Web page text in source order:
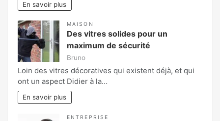
En savoir plus
MAISON
Des vitres solides pour un
maximum de sécurité
Bruno
Loin des vitres décoratives qui existent déjà, et qui
ont un aspect Didier à la…
En savoir plus
ENTREPRISE